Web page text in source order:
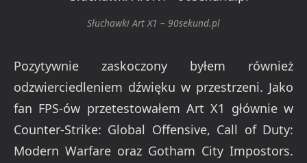
Słuchawki Art X1 – 90sekund.pl
Pozytywnie zaskoczony byłem również
odzwierciedleniem dźwięku w przestrzeni. Jako
fan FPS-ów przetestowałem Art X1 głównie w
Counter-Strike: Global Offensive, Call of Duty:
Modern Warfare oraz Gotham City Impostors.